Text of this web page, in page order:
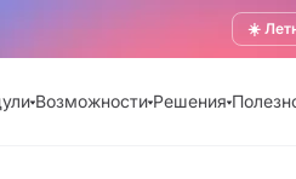
☀️
Возможности Решения